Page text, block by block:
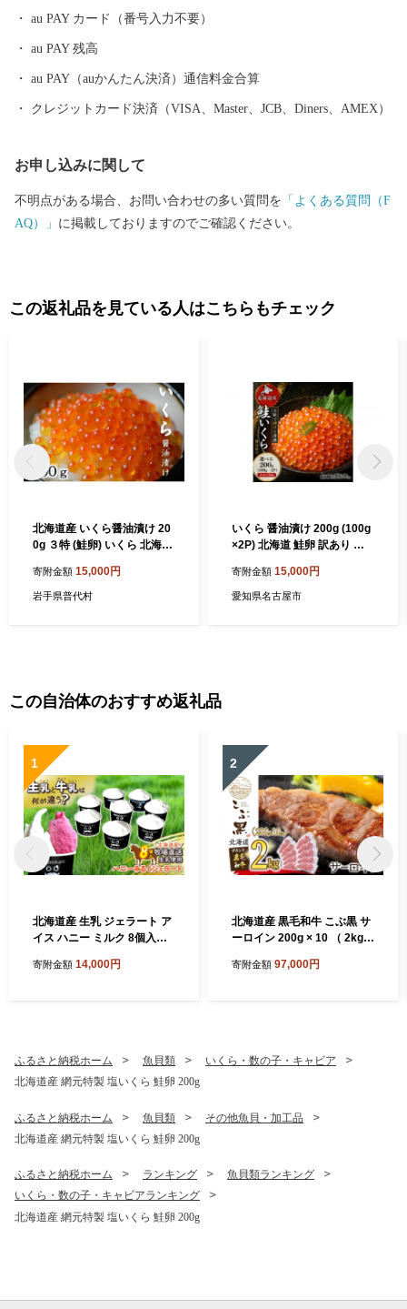
au PAY カード（番号入力不要）
au PAY 残高
au PAY（auかんたん決済）通信料金合算
クレジットカード決済（VISA、Master、JCB、Diners、AMEX）
お申し込みに関して
不明点がある場合、お問い合わせの多い質問を 「よくある質問（F
AQ）」 に掲載しておりますのでご確認ください。
この返礼品を見ている人はこちらもチェック
北海道産 いくら醤油漬け 20
0g ３特 (鮭卵) いくら 北海道
寄附金額 15,000円
岩手県普代村
いくら 醤油漬け 200g (100g
×2P) 北海道 鮭卵 訳あり 冷
寄附金額 15,000円
愛知県名古屋市
この自治体のおすすめ返礼品
1
北海道産 生乳 ジェラート ア
イス ハニー ミルク 8個入り
寄附金額 14,000円
2
北海道産 黒毛和牛 こぶ黒 サ
ーロイン 200g × 10 （ 2kg
ステーキ ステーキ ビーフ
寄附金額 97,000円
ふるさと納税ホーム 魚貝類
いくら・数の子・キャビア
北海道産 網元特製 塩いくら 鮭卵 200g
ふるさと納税ホーム 魚貝類
その他魚貝・加工品
北海道産 網元特製 塩いくら 鮭卵 200g
ふるさと納税ホーム ランキング
魚貝類ランキング
いくら・数の子・キャビアランキング
北海道産 網元特製 塩いくら 鮭卵 200g